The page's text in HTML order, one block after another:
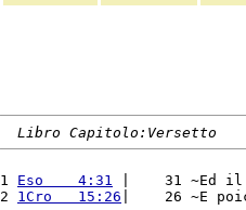
Libro Capitolo:Versetto
1 Eso    4:31 |    31 ~Ed il
2 1Cro   15:26 |    26 ~E